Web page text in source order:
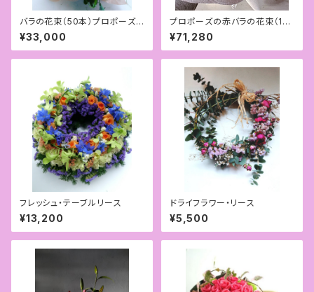
バラの花束（50本）プロポーズや
記念日に
¥33,000
プロポーズの赤バラの花束（10
8本）
¥71,280
フレッシュ・テーブルリース
¥13,200
ドライフラワー・リース
¥5,500